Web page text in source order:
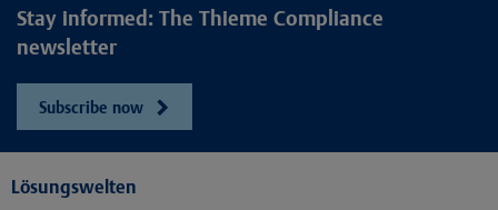
Stay informed: The Thieme Compliance
newsletter
Subscribe now
Lösungswelten